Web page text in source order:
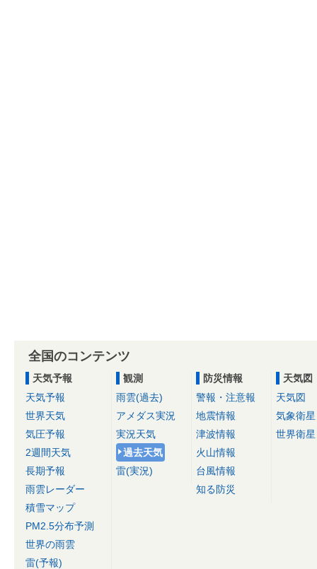
全国のコンテンツ
天気予報
天気予報
世界天気
気圧予報
2週間天気
長期予報
雨雲レーダー
積雪マップ
PM2.5分布予測
世界の雨雲
雷(予報)
観測
雨雲(過去)
アメダス実況
実況天気
過去天気
雷(実況)
防災情報
警報・注意報
地震情報
津波情報
火山情報
台風情報
知る防災
天気図
天気図
気象衛星
世界衛星